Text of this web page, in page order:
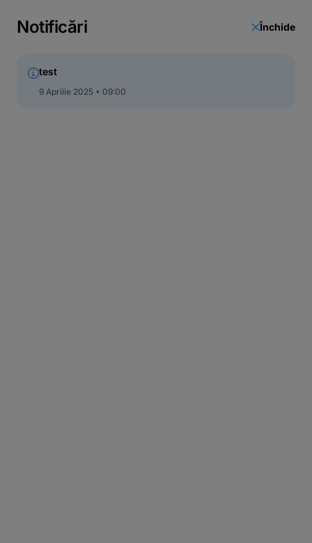
Call Center
Notificări Închide
test
9 Aprilie 2025 09:00